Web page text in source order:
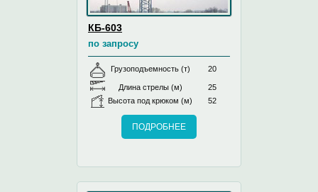
КБ-603
по запросу
Грузоподъемность (т) 20
Длина стрелы (м)
25
Высота под крюком (м)
52
ПОДРОБНЕЕ